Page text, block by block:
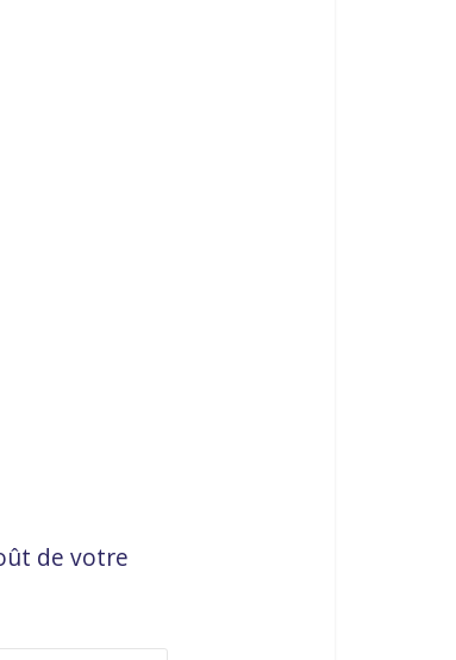
de votre